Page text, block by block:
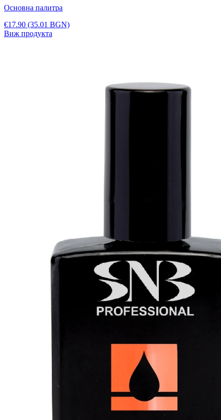
Основна палитра
€17.90 (35.01 BGN)
Виж продукта